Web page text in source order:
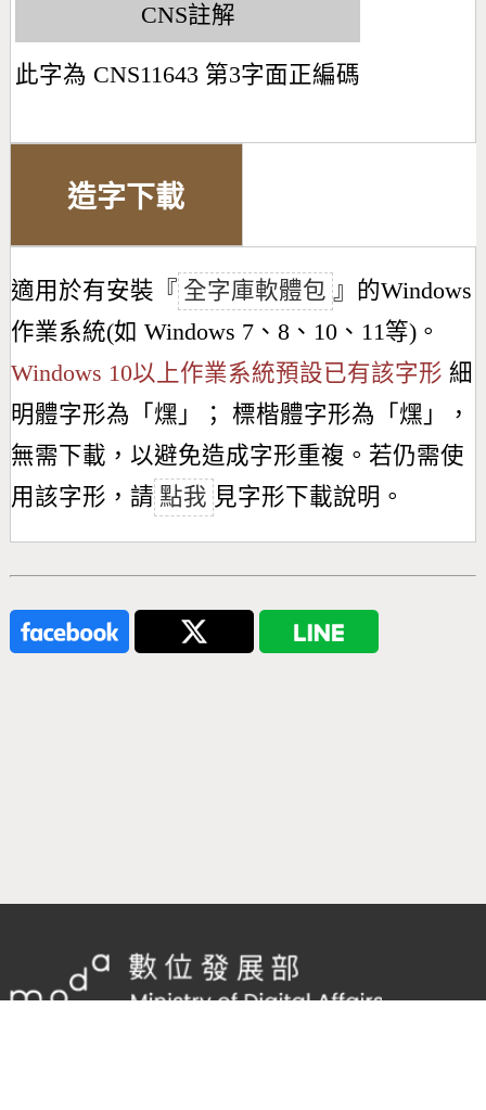
CNS註解
此字為 CNS11643 第3字面正編碼
造字下載
適用於有安裝『 全字庫軟體包 』的Windows
作業系統(如 Windows 7、8、10、11等)。
Windows 10以上作業系統預設已有該字形 細
明體字形為「 㷵 」； 標楷體字形為「 㷵 」，
無需下載，以避免造成字形重複。若仍需使
用該字形，請 點我 見字形下載說明。